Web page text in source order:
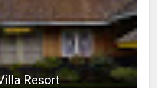
Resort